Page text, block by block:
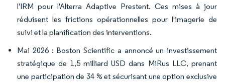
l'IRM pour l'Alterra Adaptive Prestent. Ces mises à jour
réduisent les frictions opérationnelles pour l'imagerie de
suivi et la planification des interventions.
Mai 2026 : Boston Scientific a annoncé un investissement
stratégique de 1,5 milliard USD dans MiRus LLC, prenant
une participation de 34 % et sécurisant une option exclusive